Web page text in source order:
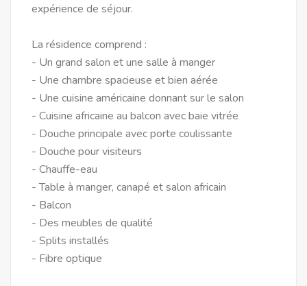
expérience de séjour.
La résidence comprend :
- Un grand salon et une salle à manger
- Une chambre spacieuse et bien aérée
- Une cuisine américaine donnant sur le salon
- Cuisine africaine au balcon avec baie vitrée
- Douche principale avec porte coulissante
- Douche pour visiteurs
- Chauffe-eau
- Table à manger, canapé et salon africain
- Balcon
- Des meubles de qualité
- Splits installés
- Fibre optique